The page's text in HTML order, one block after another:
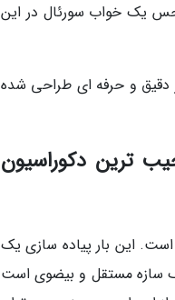
حس یک خواب سورئال در این
دقیق و حرفه ای طراحی شده
ترین دکوراسیون
است. این بار پیاده سازی یک
سازه مستقل و بیضوی است